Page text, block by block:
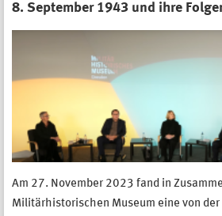
8. September 1943 und ihre
Am 27. November 2023 fand in
Militärhistorischen Museum eine von